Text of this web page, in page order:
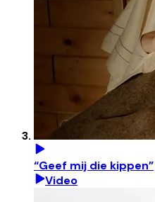
“Geef mij die kippen”
Video